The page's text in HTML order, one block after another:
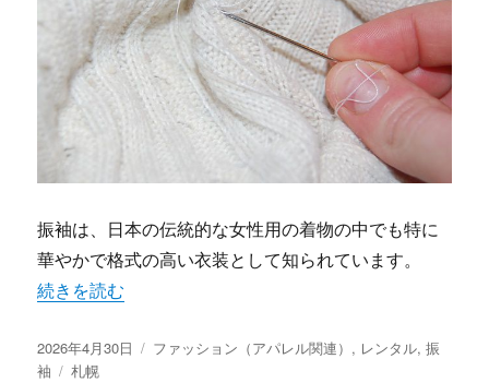
振袖は、日本の伝統的な女性用の着物の中でも特に
華やかで格式の高い衣装として知られています。
“札幌で叶える夢の振袖体験一生に一度の特別な輝きへ”
続きを読む
投
稿
2026年4月30日
カ
ファッション（アパレル関連） , レンタル,振
袖
タ
札幌